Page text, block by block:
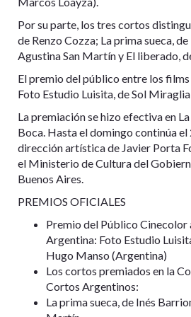
Por su parte, los tres cortos
de Renzo Cozza; La prima sueca,
Agustina San Martín y El liberado,
El premio del público entre los
Foto Estudio Luisita, de Sol
La premiación se hizo efectiva en
Boca. Hasta el domingo continúa el
dirección artística de Javier Porta
el Ministerio de Cultura del
Buenos Aires.
PREMIOS OFICIALES
Premio del Público Cinecolor
Argentina: Foto Estudio
Hugo Manso (Argentina)
Los cortos premiados en la
Cortos Argentinos:
La prima sueca, de Inés